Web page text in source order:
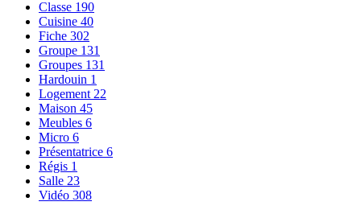
Classe 190
Cuisine 40
Fiche 302
Groupe 131
Groupes 131
Hardouin 1
Logement 22
Maison 45
Meubles 6
Micro 6
Présentatrice 6
Régis 1
Salle 23
Vidéo 308